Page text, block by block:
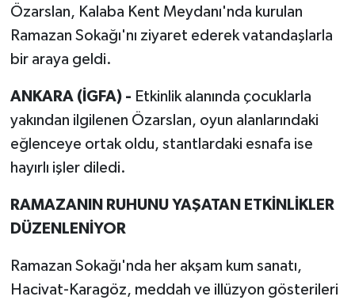
Özarslan, Kalaba Kent Meydanı'nda kurulan
Ramazan Sokağı'nı ziyaret ederek vatandaşlarla
bir araya geldi.
ANKARA (İGFA) - Etkinlik alanında çocuklarla
yakından ilgilenen Özarslan, oyun alanlarındaki
eğlenceye ortak oldu, stantlardaki esnafa ise
hayırlı işler diledi.
RAMAZANIN RUHUNU YAŞATAN ETKİNLİKLER
DÜZENLENİYOR
Ramazan Sokağı'nda her akşam kum sanatı,
Hacivat-Karagöz, meddah ve illüzyon gösterileri